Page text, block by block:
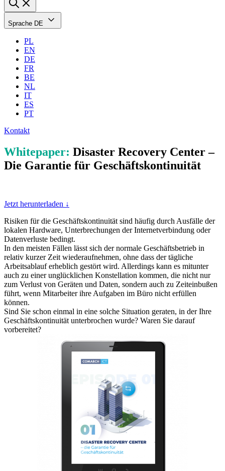
Sprache DE
PL
EN
DE
FR
BE
NL
IT
ES
PT
Kontakt
Whitepaper: Disaster Recovery Center –
Die Garantie für Geschäftskontinuität
Jetzt herunterladen ↓
Risiken für die Geschäftskontinuität sind häufig durch Ausfälle der
lokalen Hardware, Unterbrechungen der Internetverbindung oder
Datenverluste bedingt.
In den meisten Fällen lässt sich der normale Geschäftsbetrieb in
relativ kurzer Zeit wiederaufnehmen, ohne dass der tägliche
Arbeitsablauf erheblich gestört wird. Allerdings kann es mitunter
auch zu einer unglücklichen Konstellation kommen, die nicht nur
zum Verlust von Geräten und Daten, sondern auch zu Zeiteinbußen
führt, wenn Mitarbeiter ihre Aufgaben im Büro nicht erfüllen
können.
Sind Sie schon einmal in eine solche Situation geraten, in der Ihre
Geschäftskontinuität unterbrochen wurde? Waren Sie darauf
vorbereitet?